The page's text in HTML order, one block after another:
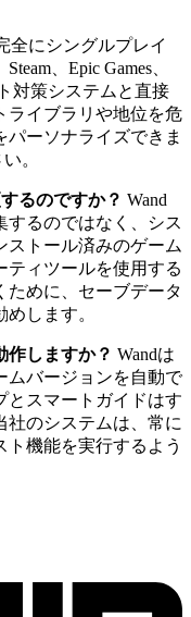
全にシングルプレイ
、Epic Games、
対策システムと直接
ライブラリや地位を危
ーソナライズできま
。
るのですか？ Wand
するのではなく、シス
ストール済みのゲーム
ティツールを使用する
ために、セーブデータ
します。
作しますか？ Wandは
ムバージョンを自動で
とスマートガイドはす
社のシステムは、常に
機能を実行するよう